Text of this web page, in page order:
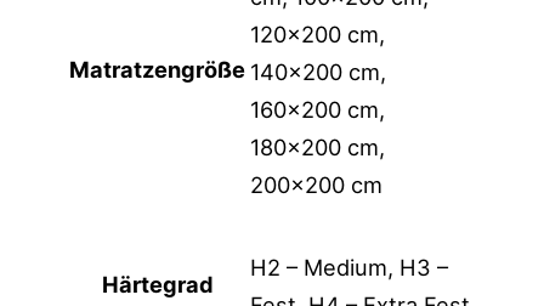
Matratzengröße
120×200 cm,
140×200 cm,
160×200 cm,
180×200 cm,
200×200 cm
Härtegrad
H2 – Medium, H3 –